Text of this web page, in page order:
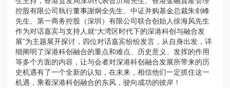
控股有限公司執行董事謝炯全先生、中证并购基金总裁朱剑峰
先生、第一商务控股（深圳）有限公司联合创始人徐海风先生
作为对话嘉宾与支持人就“大湾区时代下的深港科创与融合发
展”为主题展开探讨，四位对话嘉宾纷纷发言，从自身出发，详
细阐明了深港科创融合的重点和难点、历史意义、发挥的作用
等多个方面的内容，让与会者对深港科创融合发展所带来的历
史机遇有了一个全新的认知，在未来，相信他们一定抓住这一
机遇，乘着深港科创融合的东风，驶向成功的彼岸！